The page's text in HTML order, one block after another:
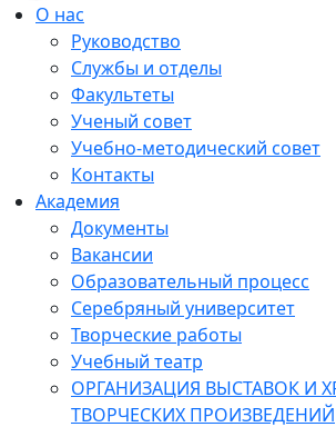
О нас
Руководство
Службы и отделы
Факультеты
Ученый совет
Учебно-методический совет
Контакты
Академия
Документы
Вакансии
Образовательный процесс
Серебряный университет
Творческие работы
Учебный театр
ОРГАНИЗАЦИЯ ВЫСТАВОК И
ТВОРЧЕСКИХ ПРОИЗВЕДЕНИЙ